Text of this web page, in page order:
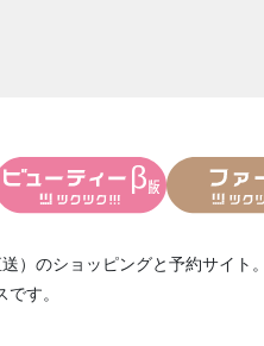
） のショッピングと予約サイト。
す。